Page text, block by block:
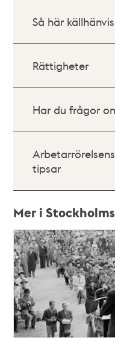
Så här
Rättigheter
Har du frågor
tipsar
Mer i
Relaterade
poster
och
teman